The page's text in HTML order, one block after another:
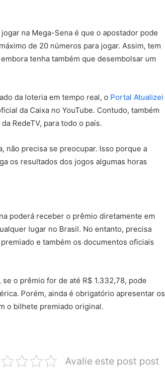
na Mega-Sena é que o apostador pode
de 20 números para jogar. Assim, tem
tenha também que desembolsar um
da loteria em tempo real, o Portal Atualizei
da Caixa no YouTube. Contudo, também
RedeTV, para todo o país.
não precisa se preocupar. Isso porque a
os resultados dos jogos algumas horas
poderá receber o prêmio diretamente em
lugar no Brasil. No entanto, precisa
e também os documentos oficiais
o prêmio for de até R$ 1.332,78, pode
Porém, ainda é obrigatório apresentar os
o bilhete premiado original.
Avalie este post post